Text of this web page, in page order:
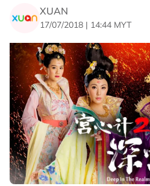
XUAN
17/07/2018 | 14:44 MYT